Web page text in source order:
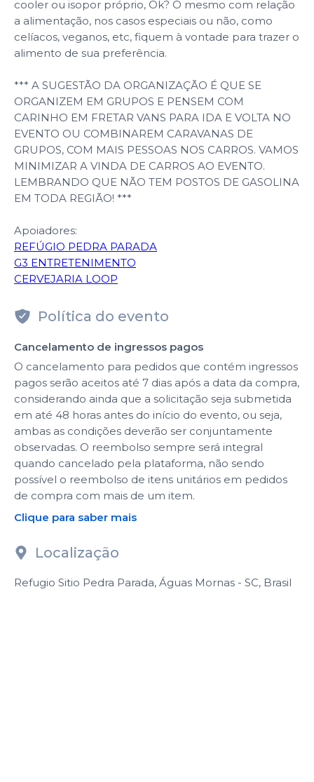
cooler ou isopor próprio, Ok? O mesmo com relação
a alimentação, nos casos especiais ou não, como
celíacos, veganos, etc, fiquem à vontade para trazer o
alimento de sua preferência.
*** A SUGESTÃO DA ORGANIZAÇÃO É QUE SE
ORGANIZEM EM GRUPOS E PENSEM COM
CARINHO EM FRETAR VANS PARA IDA E VOLTA NO
EVENTO OU COMBINAREM CARAVANAS DE
GRUPOS, COM MAIS PESSOAS NOS CARROS. VAMOS
MINIMIZAR A VINDA DE CARROS AO EVENTO.
LEMBRANDO QUE NÃO TEM POSTOS DE GASOLINA
EM TODA REGIÃO! ***
Apoiadores:
REFÚGIO PEDRA PARADA
G3 ENTRETENIMENTO
CERVEJARIA LOOP
Política do evento
Cancelamento de ingressos pagos
O cancelamento para pedidos que contém ingressos
pagos serão aceitos até 7 dias após a data da compra,
considerando ainda que a solicitação seja submetida
em até 48 horas antes do início do evento, ou seja,
ambas as condições deverão ser conjuntamente
observadas. O reembolso sempre será integral
quando cancelado pela plataforma, não sendo
possível o reembolso de itens unitários em pedidos
de compra com mais de um item.
Clique para saber mais
Localização
Refugio Sitio Pedra Parada, Águas Mornas - SC, Brasil